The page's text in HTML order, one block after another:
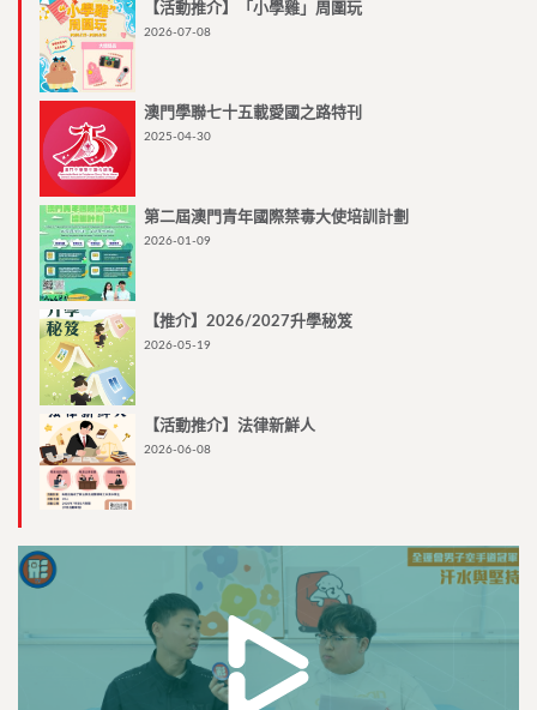
【活動推介】「小學雞」周圍玩
2026-07-08
澳門學聯七十五載愛國之路特刊
2025-04-30
第二屆澳門青年國際禁毒大使培訓計劃
2026-01-09
【推介】2026/2027升學秘笈
2026-05-19
【活動推介】法律新鮮人
2026-06-08